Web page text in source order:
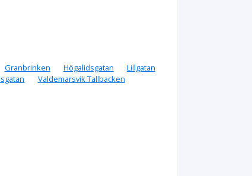
Granbrinken Högalidsgatan
Lillgatan
Valdemarsvik Tallbacken